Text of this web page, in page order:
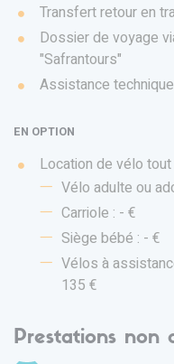
Transfert retour en
Dossier de voyage
"Safrantours"
Assistance
EN OPTION
Location de vélo
Vélo adulte ou
Carriole : - €
Siège bébé : - €
Vélos à
135 €
Prestations non